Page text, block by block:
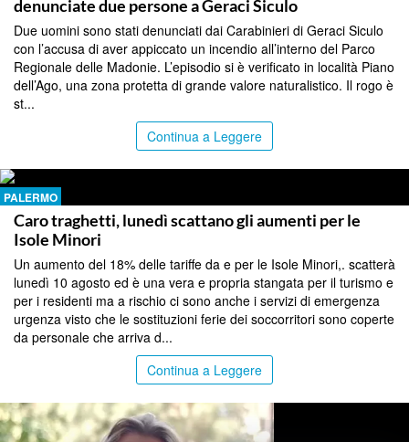
denunciate due persone a Geraci Siculo
Due uomini sono stati denunciati dai Carabinieri di Geraci Siculo
con l’accusa di aver appiccato un incendio all’interno del Parco
Regionale delle Madonie. L’episodio si è verificato in località Piano
dell’Ago, una zona protetta di grande valore naturalistico. Il rogo è
st...
Continua a Leggere
PALERMO
Caro traghetti, lunedì scattano gli aumenti per le
Isole Minori
Un aumento del 18% delle tariffe da e per le Isole Minori,. scatterà
lunedì 10 agosto ed è una vera e propria stangata per il turismo e
per i residenti ma a rischio ci sono anche i servizi di emergenza
urgenza visto che le sostituzioni ferie dei soccorritori sono coperte
da personale che arriva d...
Continua a Leggere